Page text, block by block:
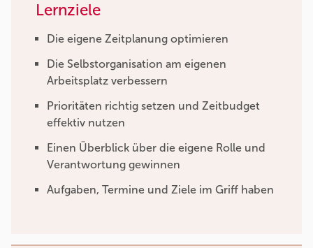
Lernziele
Die eigene Zeitplanung optimieren
Die Selbstorganisation am eigenen
Arbeitsplatz verbessern
Prioritäten richtig setzen und Zeitbudget
effektiv nutzen
Einen Überblick über die eigene Rolle und
Verantwortung gewinnen
Aufgaben, Termine und Ziele im Griff haben